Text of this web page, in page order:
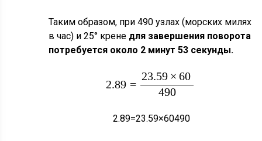
Таким образом, при 490 узлах (морских милях
в час) и 25° крене для завершения поворота
потребуется около 2 минут 53 секунды.
2.89 =
23.59 × 60
490
2.89=23.59×60490